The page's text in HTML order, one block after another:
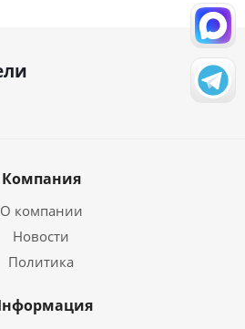
Компания
О компании
Новости
Политика